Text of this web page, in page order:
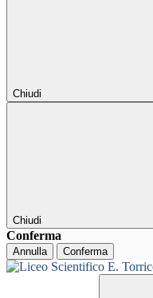
Chiudi
Chiudi
Conferma
Annulla Conferma